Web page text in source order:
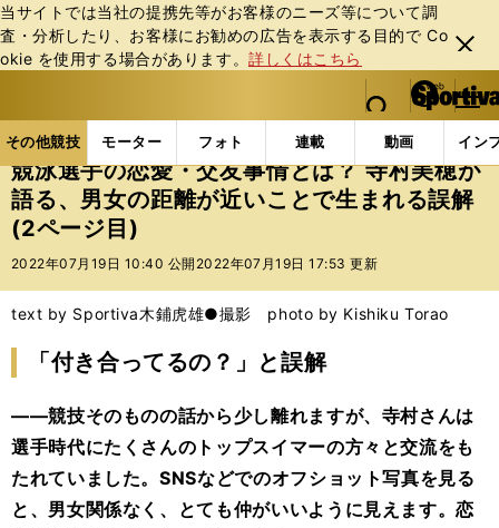
当サイトでは当社の提携先等がお客様のニーズ等について調
査・分析したり、お客様にお勧めの広告を表⽰する⽬的で Co
okie を使⽤する場合があります。詳しくはこちら
閉じ
る
web Sportiva (webスポルティーバ)
検索
マイペ
ー
ジ
メニュ
その他競技 モーター フォト 連載 動画 イン
ス
ポ
ル
テ
ー
バ
その他競技の記事一覧 その他競技 その他 競泳
競泳選手の恋愛・交友事情とは？ 寺村美穂が
語る、男女の距離が近いことで生まれる誤解
(2ページ目)
2022年07月19日 10:40 公開 2022年07月19日 17:53 更新
text by Sportiva木鋪虎雄●撮影 photo by Kishiku Torao
「付き合ってるの？」と誤解
――競技そのものの話から少し離れますが、寺村さんは
選手時代にたくさんのトップスイマーの方々と交流をも
たれていました。SNSなどでのオフショット写真を見る
と、男女関係なく、とても仲がいいように見えます。恋